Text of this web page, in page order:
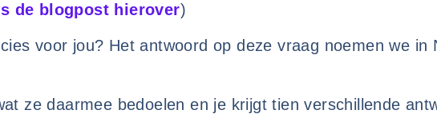
de blogpost hierover)
voor jou? Het antwoord op deze vraag noemen we in
ze daarmee bedoelen en je krijgt tien verschillende